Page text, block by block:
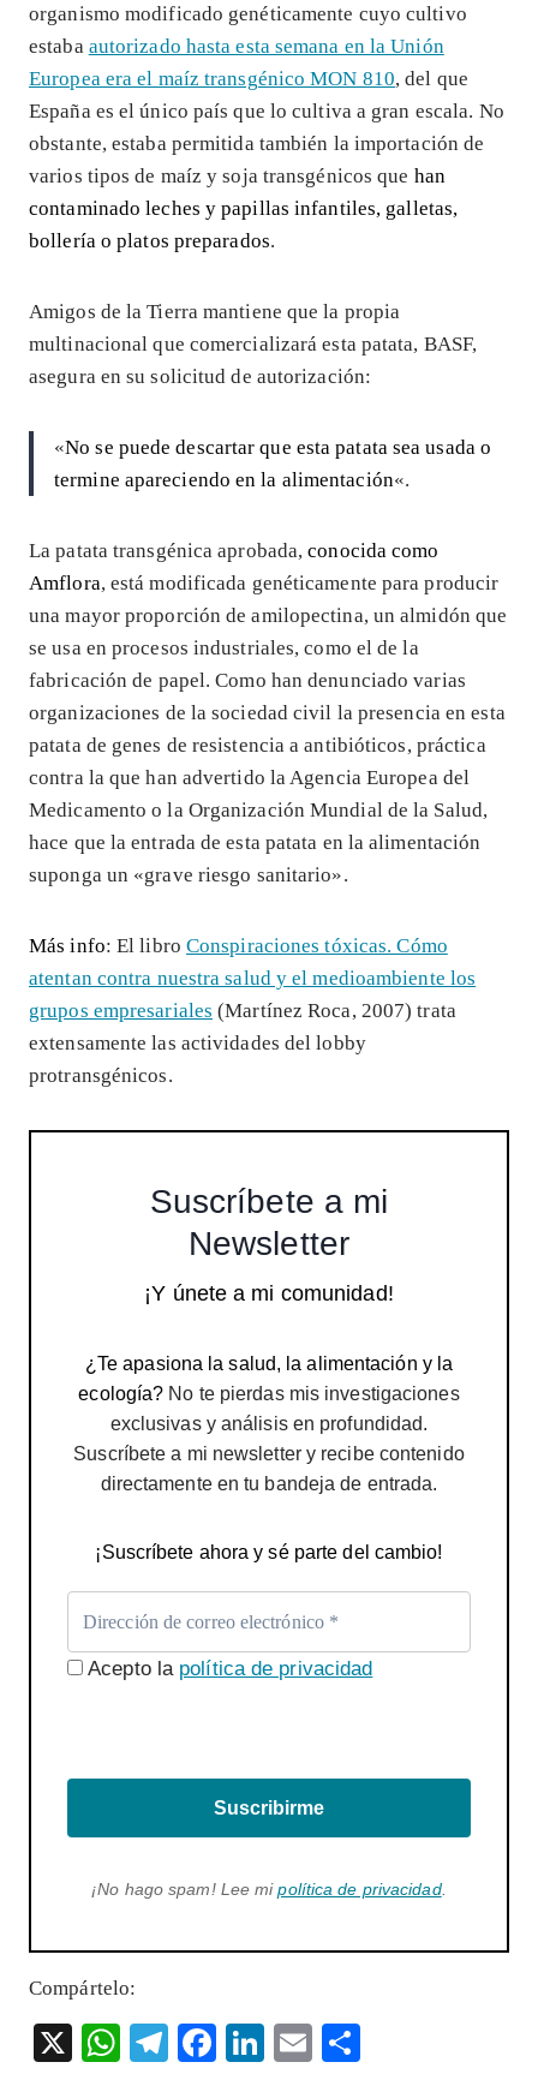
organismo modificado genéticamente cuyo cultivo
estaba autorizado hasta esta semana en la Unión
Europea era el maíz transgénico MON 810, del que
España es el único país que lo cultiva a gran escala. No
obstante, estaba permitida también la importación de
varios tipos de maíz y soja transgénicos que han
contaminado leches y papillas infantiles, galletas,
bollería o platos preparados.
Amigos de la Tierra mantiene que la propia
multinacional que comercializará esta patata, BASF,
asegura en su solicitud de autorización:
«No se puede descartar que esta patata sea usada o
termine apareciendo en la alimentación«.
La patata transgénica aprobada,conocida como
Amflora, está modificada genéticamente para producir
una mayor proporción de amilopectina, un almidón que
se usa en procesos industriales, como el de la
fabricación de papel. Como han denunciado varias
organizaciones de la sociedad civil la presencia en esta
patata de genes de resistencia a antibióticos, práctica
contra la que han advertido la Agencia Europea del
Medicamento o la Organización Mundial de la Salud,
hace que la entrada de esta patata en la alimentación
suponga un «grave riesgo sanitario».
Más info: El libro Conspiraciones tóxicas. Cómo
atentan contra nuestra salud y el medioambiente los
grupos empresariales (Martínez Roca, 2007) trata
extensamente las actividades del lobby
protransgénicos.
Suscríbete a mi
Newsletter
¡Y únete a mi comunidad!
¿Te apasiona la salud, la alimentación y la
ecología? No te pierdas mis investigaciones
exclusivas y análisis en profundidad.
Suscríbete a mi newsletter y recibe contenido
directamente en tu bandeja de entrada.
¡Suscríbete ahora y sé parte del cambio!
Acepto la política de privacidad
Suscribirme
¡No hago spam! Lee mipolítica de privacidad.
Compártelo:
X
W T
F
Li E